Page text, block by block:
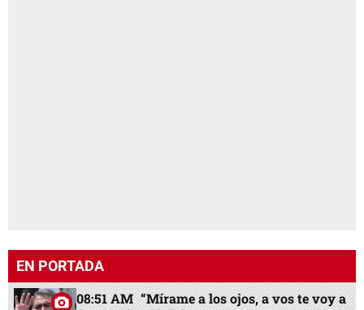
EN PORTADA
08:51 AM “Mírame a los ojos, a vos te voy a